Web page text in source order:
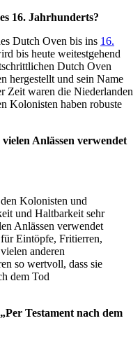
16. Jahrhunderts?
Dutch Oven bis ins 16.
bis heute weitestgehend
Dutch Oven
hergestellt und sein Name
Zeit waren die Niederlanden
Kolonisten haben robuste
Anlässen verwendet
Kolonisten und
und Haltbarkeit sehr
Anlässen verwendet
Eintöpfe, Fritierren,
anderen
so wertvoll, dass sie
dem Tod
Testament nach dem